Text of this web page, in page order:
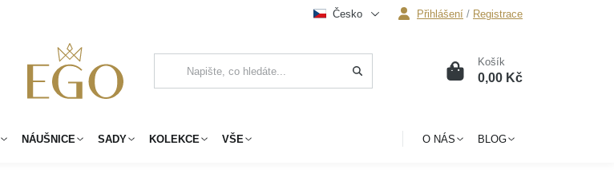
Česko Přihlášení / Registrace
0 Košík
0,00 Kč
NÁUŠNICE SADY KOLEKCE VŠE O NÁS BLOG